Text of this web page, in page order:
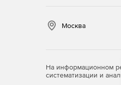
CRM
Календарь
Москва
На информационном
систематизации и